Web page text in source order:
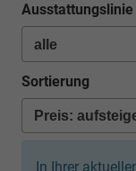
Ausstattungslinie
Sortierung
In Ihrer